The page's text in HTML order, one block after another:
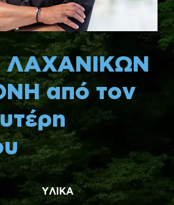
από τον
ΥΛΙΚΑ